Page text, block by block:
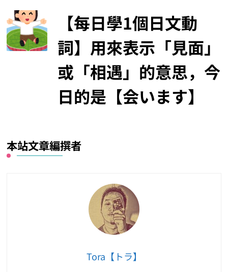
【每日學1個日文動
詞】用來表示「見面」
或「相遇」的意思，今
日的是【会います】
本站文章編撰者
Tora【トラ】